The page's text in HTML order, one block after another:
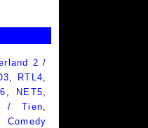
2 /
RTL4
NET5
/ Tien
Comedy